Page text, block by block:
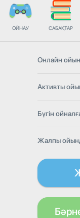
ОЙНАУ САБАҚТАР
Онлайн
Активты
Бүгін
Жалпы